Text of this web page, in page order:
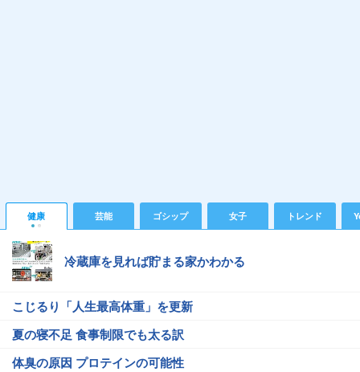
健康 芸能 ゴシップ 女子 トレンド
冷蔵庫を見れば貯まる家かわかる
こじるり「人生最高体重」を更新
夏の寝不足 食事制限でも太る訳
体臭の原因 プロテインの可能性